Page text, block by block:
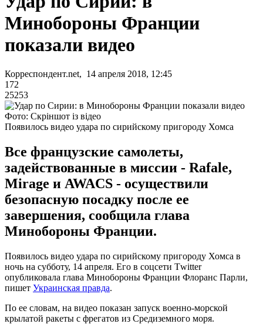
Минобороны Франции
показали видео
Корреспондент.net, 14 апреля 2018, 12:45
172
25253
Фото: Скріншот із відео
Появилось видео удара по сирийскому пригороду Хомса
Все французские самолеты,
задействованные в миссии - Rafale,
Mirage и AWACS - осуществили
безопасную посадку после ее
завершения, сообщила глава
Минобороны Франции.
Появилось видео удара по сирийскому пригороду Хомса в
ночь на субботу, 14 апреля. Его в соцсети Тwitter
опубликовала глава Минобороны Франции Флоранс Парли,
пишет Украинская правда.
По ее словам, на видео показан запуск военно-морской
крылатой ракеты с фрегатов из Средиземного моря.